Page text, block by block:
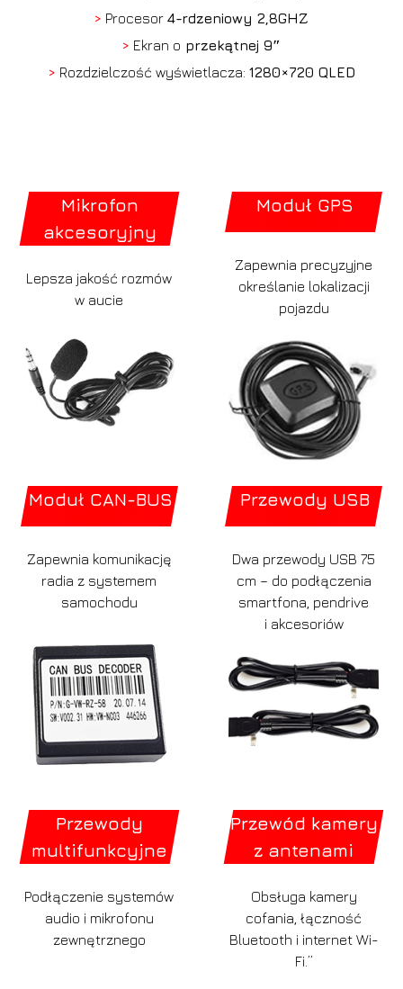
> Procesor4-rdzeniowy 2,8GHZ
> Ekran o przekątnej 9″
> Rozdzielczość wyświetlacza: 1280×720 QLED
Mikrofon
akcesoryjny
Lepsza jakość rozmów
w aucie
Moduł GPS
Zapewnia precyzyjne
określanie lokalizacji
pojazdu
Moduł CAN-BUS
Zapewnia komunikację
radia z systemem
samochodu
Przewody USB
Dwa przewody USB 75
cm – do podłączenia
smartfona, pendrive
i akcesoriów
Przewody
multifunkcyjne
Podłączenie systemów
audio i mikrofonu
zewnętrznego
Przewód kamery
z antenami
Obsługa kamery
cofania, łączność
Bluetooth i internet Wi-
Fi.”